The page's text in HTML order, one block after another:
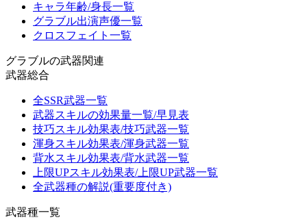
キャラ年齢/身長一覧
グラブル出演声優一覧
クロスフェイト一覧
グラブルの武器関連
武器総合
全SSR武器一覧
武器スキルの効果量一覧/早見表
技巧スキル効果表/技巧武器一覧
渾身スキル効果表/渾身武器一覧
背水スキル効果表/背水武器一覧
上限UPスキル効果表/上限UP武器一覧
全武器種の解説(重要度付き)
武器種一覧